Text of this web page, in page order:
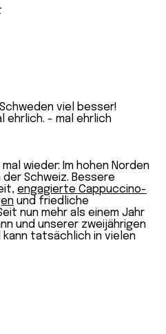
wieder: Im hohen Norden
Schweiz. Bessere
engagierte Cappuccino-
und friedliche
nun mehr als einem Jahr
und unserer zweijährigen
kann tatsächlich in vielen